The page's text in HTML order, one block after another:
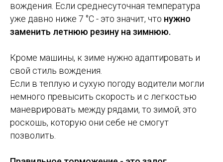
вождения. Если среднесуточная температура
уже давно ниже 7 °С - это значит, что нужно
заменить летнюю резину на зимнюю.
Кроме машины, к зиме нужно адаптировать и
свой стиль вождения.
Если в теплую и сухую погоду водители могли
немного превысить скорость и с легкостью
маневрировать между рядами, то зимой, это
роскошь, которую они себе не смогут
позволить.